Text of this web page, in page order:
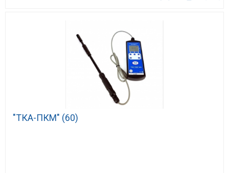
"ТКА-ПКМ" (60)